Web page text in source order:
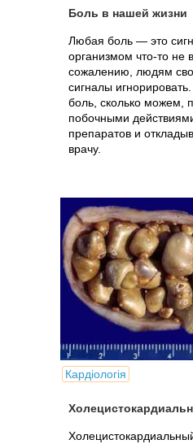
Боль в нашей жизни
Любая боль — это
организмом что-то не
сожалению, людям
сигналы
боль, сколько можем,
побочными
препаратов и
врачу.
Кардіологія